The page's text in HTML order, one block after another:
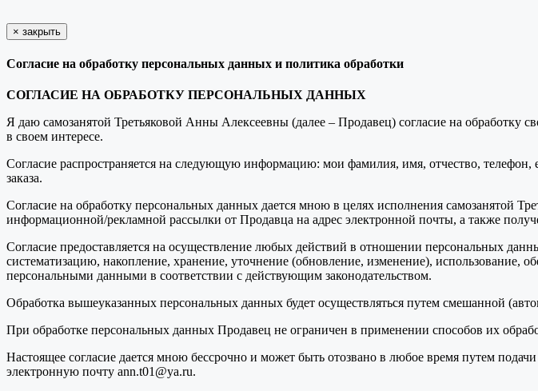
× закрыть
Согласие на обработку персональных данных и политика обработки
СОГЛАСИЕ НА ОБРАБОТКУ ПЕРСОНАЛЬНЫХ ДАННЫХ
Я даю самозанятой Третьяковой Анны Алексеевны (далее – Продавец) согласие на обработку
в своем интересе.
Согласие распространяется на следующую информацию: мои фамилия, имя, отчество,
заказа.
Согласие на обработку персональных данных дается мною в целях исполнения самозанятой
информационной/рекламной рассылки от Продавца на адрес электронной почты, а также
Согласие предоставляется на осуществление любых действий в отношении персональных
систематизацию, накопление, хранение, уточнение (обновление, изменение),
персональными данными в соответствии с действующим законодательством.
Обработка вышеуказанных персональных данных будет осуществляться путем смешанной
При обработке персональных данных Продавец не ограничен в применении способов их
Настоящее согласие дается мною бессрочно и может быть отозвано в любое время путем
электронную почту ann.t01@ya.ru.